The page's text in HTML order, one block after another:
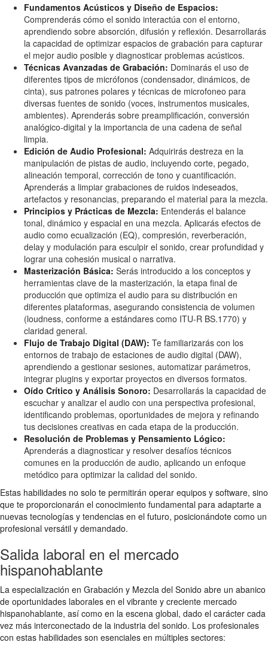
Fundamentos Acústicos y Diseño de Espacios:
Comprenderás cómo el sonido interactúa con el entorno,
aprendiendo sobre absorción, difusión y reflexión. Desarrollarás
la capacidad de optimizar espacios de grabación para capturar
el mejor audio posible y diagnosticar problemas acústicos.
Técnicas Avanzadas de Grabación: Dominarás el uso de
diferentes tipos de micrófonos (condensador, dinámicos, de
cinta), sus patrones polares y técnicas de microfoneo para
diversas fuentes de sonido (voces, instrumentos musicales,
ambientes). Aprenderás sobre preamplificación, conversión
analógico-digital y la importancia de una cadena de señal
limpia.
Edición de Audio Profesional: Adquirirás destreza en la
manipulación de pistas de audio, incluyendo corte, pegado,
alineación temporal, corrección de tono y cuantificación.
Aprenderás a limpiar grabaciones de ruidos indeseados,
artefactos y resonancias, preparando el material para la mezcla.
Principios y Prácticas de Mezcla: Entenderás el balance
tonal, dinámico y espacial en una mezcla. Aplicarás efectos de
audio como ecualización (EQ), compresión, reverberación,
delay y modulación para esculpir el sonido, crear profundidad y
lograr una cohesión musical o narrativa.
Masterización Básica: Serás introducido a los conceptos y
herramientas clave de la masterización, la etapa final de
producción que optimiza el audio para su distribución en
diferentes plataformas, asegurando consistencia de volumen
(loudness, conforme a estándares como ITU-R BS.1770) y
claridad general.
Flujo de Trabajo Digital (DAW): Te familiarizarás con los
entornos de trabajo de estaciones de audio digital (DAW),
aprendiendo a gestionar sesiones, automatizar parámetros,
integrar plugins y exportar proyectos en diversos formatos.
Oído Crítico y Análisis Sonoro: Desarrollarás la capacidad de
escuchar y analizar el audio con una perspectiva profesional,
identificando problemas, oportunidades de mejora y refinando
tus decisiones creativas en cada etapa de la producción.
Resolución de Problemas y Pensamiento Lógico:
Aprenderás a diagnosticar y resolver desafíos técnicos
comunes en la producción de audio, aplicando un enfoque
metódico para optimizar la calidad del sonido.
Estas habilidades no solo te permitirán operar equipos y software, sino
que te proporcionarán el conocimiento fundamental para adaptarte a
nuevas tecnologías y tendencias en el futuro, posicionándote como un
profesional versátil y demandado.
Salida laboral en el mercado
hispanohablante
La especialización en Grabación y Mezcla del Sonido abre un abanico
de oportunidades laborales en el vibrante y creciente mercado
hispanohablante, así como en la escena global, dado el carácter cada
vez más interconectado de la industria del sonido. Los profesionales
con estas habilidades son esenciales en múltiples sectores: